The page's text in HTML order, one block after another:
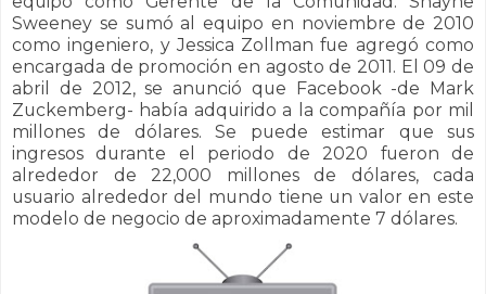
Sweeney se sumó al equipo en noviembre de 2010
como ingeniero, y Jessica Zollman fue agregó como
encargada de promoción en agosto de 2011. El 09 de
abril de 2012, se anunció que Facebook -de Mark
Zuckemberg- había adquirido a la compañía por mil
millones de dólares. Se puede estimar que sus
ingresos durante el periodo de 2020 fueron de
alrededor de 22,000 millones de dólares, cada
usuario alrededor del mundo tiene un valor en este
modelo de negocio de aproximadamente 7 dólares.